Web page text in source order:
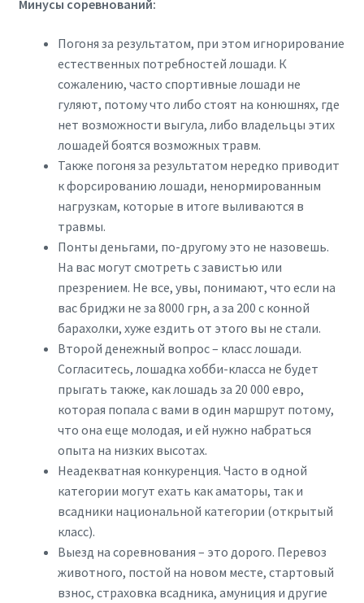
Минусы соревнований:
Погоня за результатом, при этом игнорирование
естественных потребностей лошади. К
сожалению, часто спортивные лошади не
гуляют, потому что либо стоят на конюшнях, где
нет возможности выгула, либо владельцы этих
лошадей боятся возможных травм.
Также погоня за результатом нередко приводит
к форсированию лошади, ненормированным
нагрузкам, которые в итоге выливаются в
травмы.
Понты деньгами, по-другому это не назовешь.
На вас могут смотреть с завистью или
презрением. Не все, увы, понимают, что если на
вас бриджи не за 8000 грн, а за 200 с конной
барахолки, хуже ездить от этого вы не стали.
Второй денежный вопрос – класс лошади.
Согласитесь, лошадка хобби-класса не будет
прыгать также, как лошадь за 20 000 евро,
которая попала с вами в один маршрут потому,
что она еще молодая, и ей нужно набраться
опыта на низких высотах.
Неадекватная конкуренция. Часто в одной
категории могут ехать как аматоры, так и
всадники национальной категории (открытый
класс).
Выезд на соревнования – это дорого. Перевоз
животного, постой на новом месте, стартовый
взнос, страховка всадника, амуниция и другие